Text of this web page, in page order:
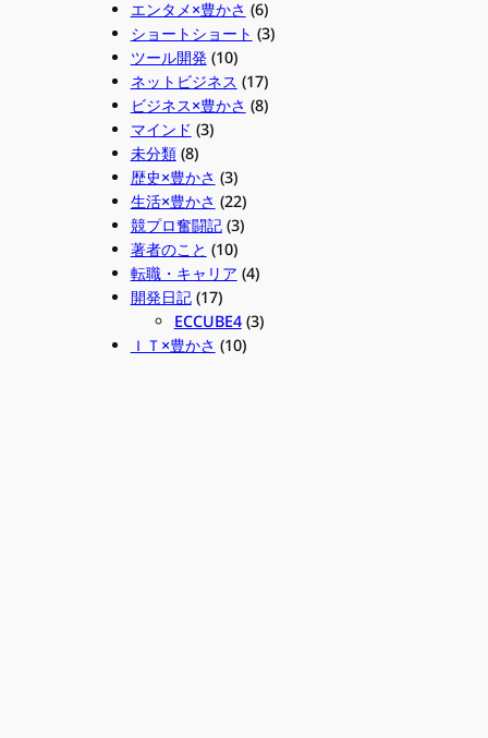
エンタメ×豊かさ (6)
ショートショート (3)
ツール開発 (10)
ネットビジネス (17)
ビジネス×豊かさ (8)
マインド (3)
未分類(8)
歴史×豊かさ (3)
生活×豊かさ (22)
競プロ奮闘記(3)
著者のこと (10)
転職・キャリア (4)
開発日記(17)
ECCUBE4(3)
ＩＴ×豊かさ (10)